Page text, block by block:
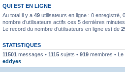
QUI EST EN LIGNE
Au total il y a 49 utilisateurs en ligne : 0 enregistré,
nombre d’utilisateurs actifs ces 5 dernières
Le record du nombre d’utilisateurs en ligne est de
STATISTIQUES
11501 messages • 1115 sujets • 919 membres •
eddyes